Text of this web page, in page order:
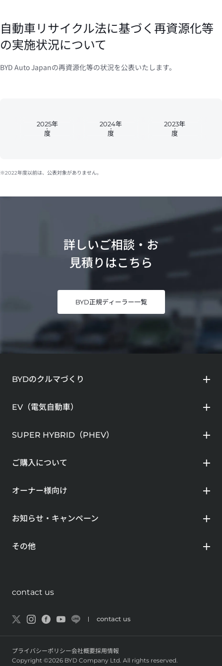
自動車リサイクル法に基づく再資源化等
の実施状況について
BYD Auto Japanの再資源化等の状況を公表いたします。
2025年
度
2024年
度
2023年
度
※2022年度以前は、公表対象がありません。
詳しいご相談・お
見積りはこちら
BYD正規ディーラー一覧
BYDのクルマづくり
EV（電気自動車）
SUPER HYBRID（PHEV）
ご購入について
オーナー様向け
お知らせ・キャンペーン
その他
contact us
contact us
プライバシーポリシー会社概要採用情報
Copyright ©2026 BYD Company Ltd. All rights reserved.